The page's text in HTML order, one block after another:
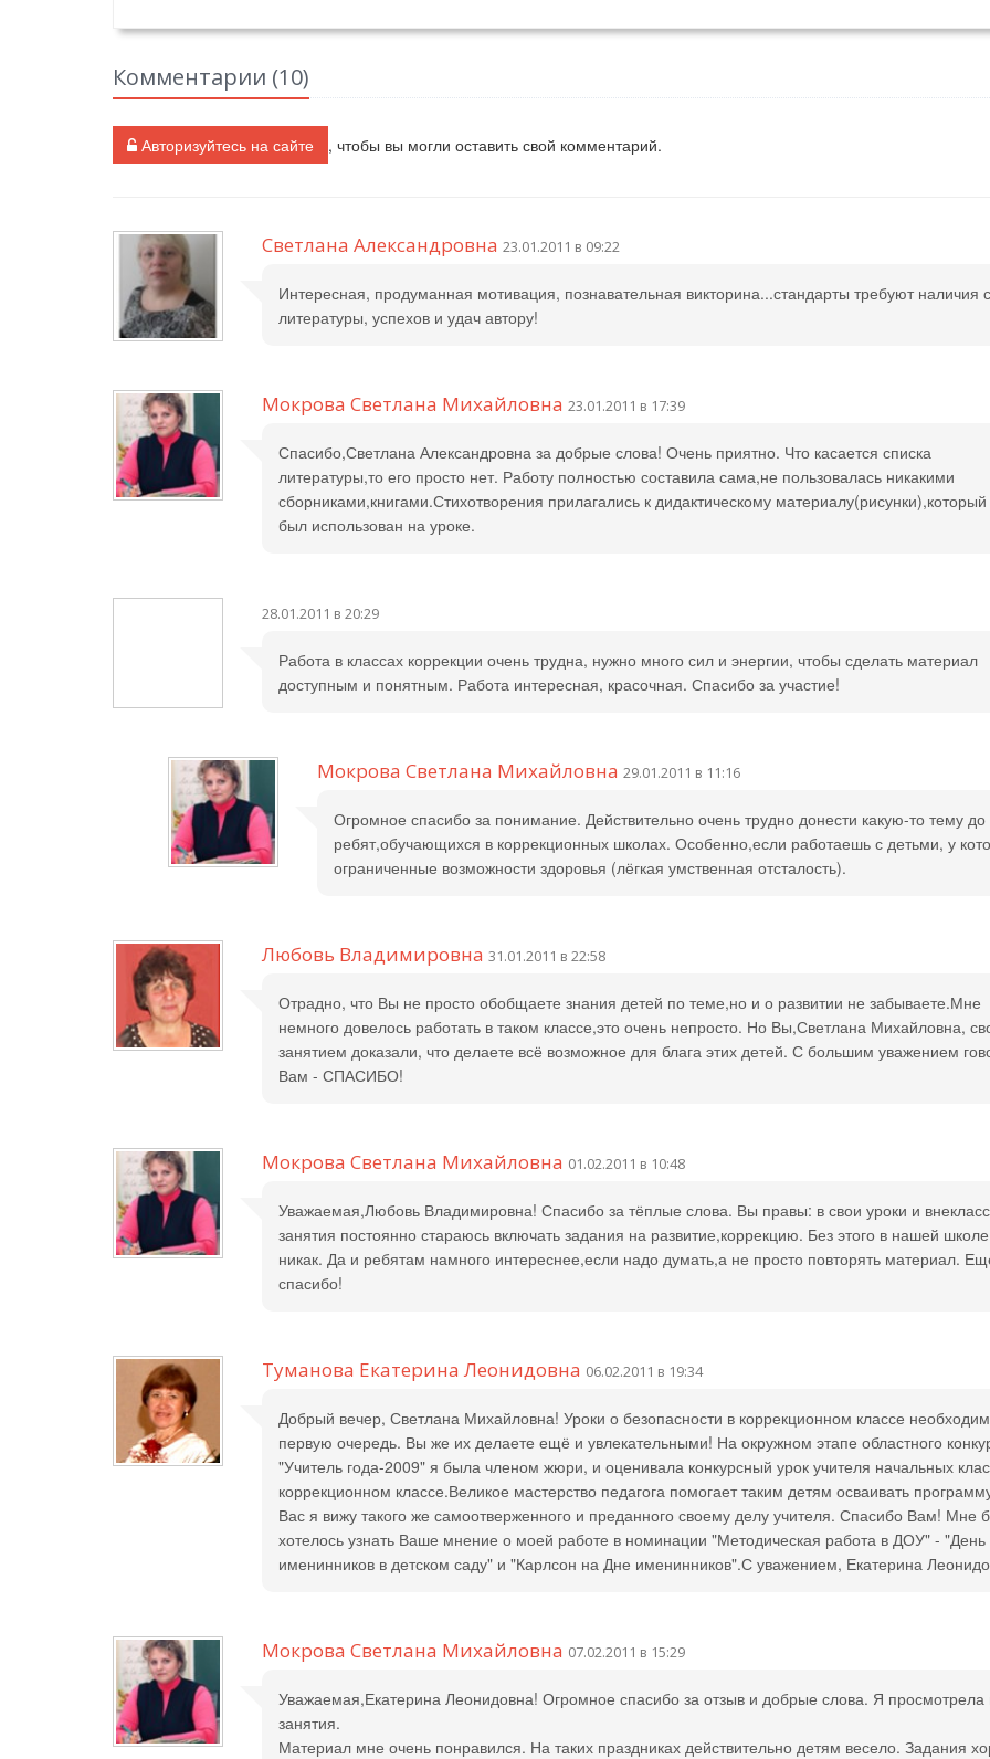
Комментарии (10)
Авторизуйтесь на сайте , чтобы вы могли оставить свой комментарий.
Светлана Александровна 23.01.2011 в 09:22
Интересная, продуманная мотивация, познавательная викторина...стандарты требуют наличия
литературы, успехов и удач автору!
Мокрова Светлана Михайловна 23.01.2011 в 17:39
Спасибо,Светлана Александровна за добрые слова! Очень приятно. Что касается списка
литературы,то его просто нет. Работу полностью составила сама,не пользовалась никакими
сборниками,книгами.Стихотворения прилагались к дидактическому
был использован на уроке.
28.01.2011 в 20:29
Работа в классах коррекции очень трудна, нужно много сил и энергии, чтобы сделать материал
доступным и понятным. Работа интересная, красочная. Спасибо за участие!
Мокрова Светлана Михайловна 29.01.2011 в 11:16
Огромное спасибо за понимание. Действительно очень трудно донести какую-то тему до
ребят,обучающихся в коррекционных школах. Особенно,если работаешь с детьми, у
ограниченные возможности здоровья (лёгкая умственная отсталость).
Любовь Владимировна 31.01.2011 в 22:58
Отрадно, что Вы не просто обобщаете знания детей по теме,но и о развитии не забываете.Мне
немного довелось работать в таком классе,это очень непросто. Но Вы,Светлана Михайловна,
занятием доказали, что делаете всё возможное для блага этих детей. С большим уважением
Вам - СПАСИБО!
Мокрова Светлана Михайловна 01.02.2011 в 10:48
Уважаемая,Любовь Владимировна! Спасибо за тёплые слова. Вы правы: в свои уроки и
занятия постоянно стараюсь включать задания на развитие,коррекцию. Без этого в нашей школе
никак. Да и ребятам намного интереснее,если надо думать,а не просто повторять материал.
спасибо!
Туманова Екатерина Леонидовна 06.02.2011 в 19:34
Добрый вечер, Светлана Михайловна! Уроки о безопасности в коррекционном классе
первую очередь. Вы же их делаете ещё и увлекательными! На окружном этапе областного
"Учитель года-2009" я была членом жюри, и оценивала конкурсный урок учителя начальных
коррекционном классе.Великое мастерство педагога помогает таким детям осваивать
Вас я вижу такого же самоотверженного и преданного своему делу учителя. Спасибо Вам! Мне
хотелось узнать Ваше мнение о моей работе в номинации "Методическая работа в ДОУ" - "День
именинников в детском саду" и "Карлсон на Дне именинников".С уважением, Екатерина
Мокрова Светлана Михайловна 07.02.2011 в 15:29
Уважаемая,Екатерина Леонидовна! Огромное спасибо за отзыв и добрые слова. Я
занятия.
Материал мне очень понравился. На таких праздниках действительно детям весело. Задания